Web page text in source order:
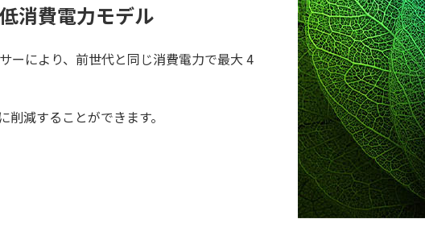
消費電力モデル
ーにより、前世代と同じ消費電力で最大 4
減することができます。